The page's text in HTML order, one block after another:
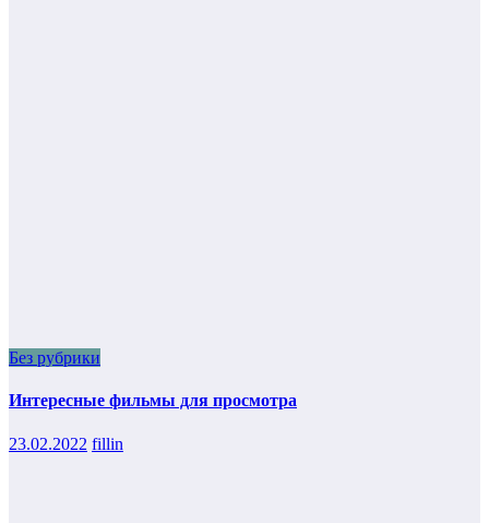
Без рубрики
Интересные фильмы для просмотра
23.02.2022 fillin